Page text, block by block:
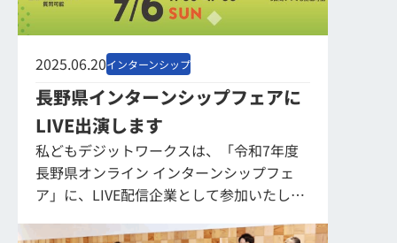
2025.06.20インターンシップ
長野県インターンシップフェアに
LIVE出演します
私どもデジットワークスは、「令和7年度
長野県オンライン インターンシップフェ
ア」に、LIVE配信企業として参加いたしま
仕事体験も聞けます。 ライブ配信ですの